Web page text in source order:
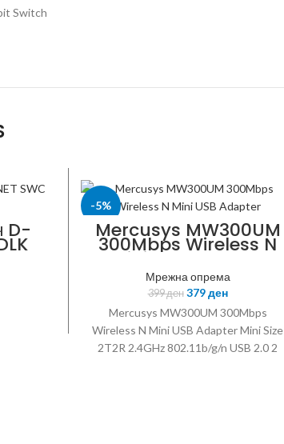
Switch
D-
-5%
MERCUSYS
Mercusys MW300UM
300Mbps Wireless N
Mini USB Adapter
Мрежна опрема
399ден 379ден
Mercusys MW300UM 300Mbps
Wireless N Mini USB Adapter Mini Size
2T2R 2.4GHz 802.11b/g/n USB 2.0 2